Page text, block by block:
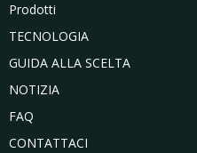
Prodotti
TECNOLOGIA
GUIDA ALLA SCELTA
NOTIZIA
FAQ
CONTATTACI